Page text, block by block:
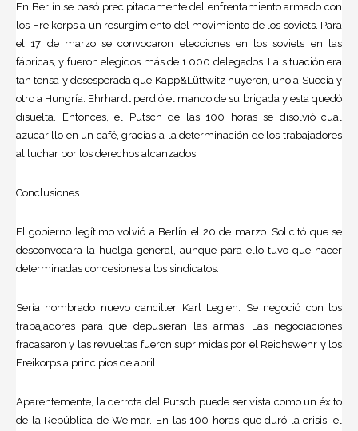
En Berlín se pasó precipitadamente del enfrentamiento armado con
los Freikorps a un resurgimiento del movimiento de los soviets. Para
el 17 de marzo se convocaron elecciones en los soviets en las
fábricas, y fueron elegidos más de 1.000 delegados. La situación era
tan tensa y desesperada que Kapp&Lüttwitz huyeron, uno a Suecia y
otro a Hungría. Ehrhardt perdió el mando de su brigada y esta quedó
disuelta. Entonces, el Putsch de las 100 horas se disolvió cual
azucarillo en un café, gracias a la determinación de los trabajadores
al luchar por los derechos alcanzados.
Conclusiones
El gobierno legítimo volvió a Berlín el 20 de marzo. Solicitó que se
desconvocara la huelga general, aunque para ello tuvo que hacer
determinadas concesiones a los sindicatos.
Sería nombrado nuevo canciller Karl Legien. Se negoció con los
trabajadores para que depusieran las armas. Las negociaciones
fracasaron y las revueltas fueron suprimidas por el Reichswehr y los
Freikorps a principios de abril.
Aparentemente, la derrota del Putsch puede ser vista como un éxito
de la República de Weimar. En las 100 horas que duró la crisis, el